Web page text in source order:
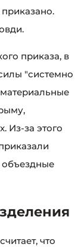
приказа, в
"системно
Из-за этого
объездные
что